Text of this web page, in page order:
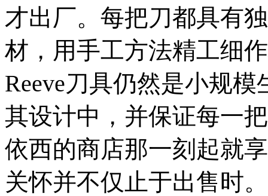
才出厂。每把刀都具有
材，用手工方法精工细
Reeve刀具仍然是小规
其设计中，并保证每一
依西的商店那一刻起就
关怀并不仅止于出售时